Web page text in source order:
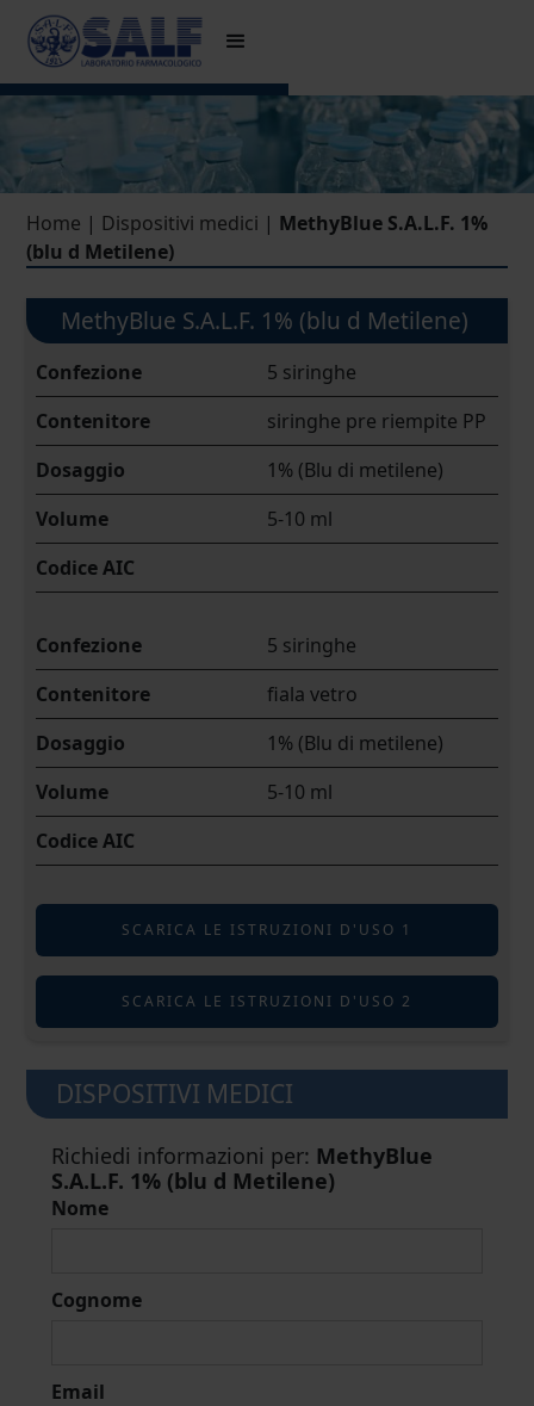
Home | Dispositivi medici | MethyBlue S.A.L.F. 1%
(blu d Metilene)
MethyBlue S.A.L.F. 1% (blu d Metilene)
Confezione
5 siringhe
Contenitore
siringhe pre riempite PP
Dosaggio
1% (Blu di metilene)
Volume
5-10 ml
Codice AIC
Confezione
5 siringhe
Contenitore
fiala vetro
Dosaggio
1% (Blu di metilene)
Volume
5-10 ml
Codice AIC
SCARICA LE ISTRUZIONI D'USO 1
SCARICA LE ISTRUZIONI D'USO 2
DISPOSITIVI MEDICI
Richiedi informazioni per: MethyBlue
S.A.L.F. 1% (blu d Metilene)
Nome
Cognome
Email